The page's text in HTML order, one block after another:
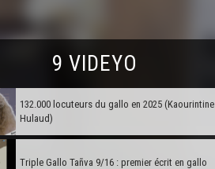
9 VIDEYO
132.000 locuteurs du gallo en 2025 (Kaourintine
Hulaud)
Triple Gallo Tañva 9/16 : premier écrit en gallo